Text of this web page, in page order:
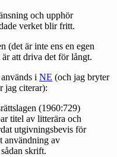
och upphör
verket blir fritt.
(det är inte ens en egen
att driva det för långt.
i NE (och jag bryter
jag citerar):
(1960:729)
titel av litterära och
utgivningsbevis för
användning av
skrift.